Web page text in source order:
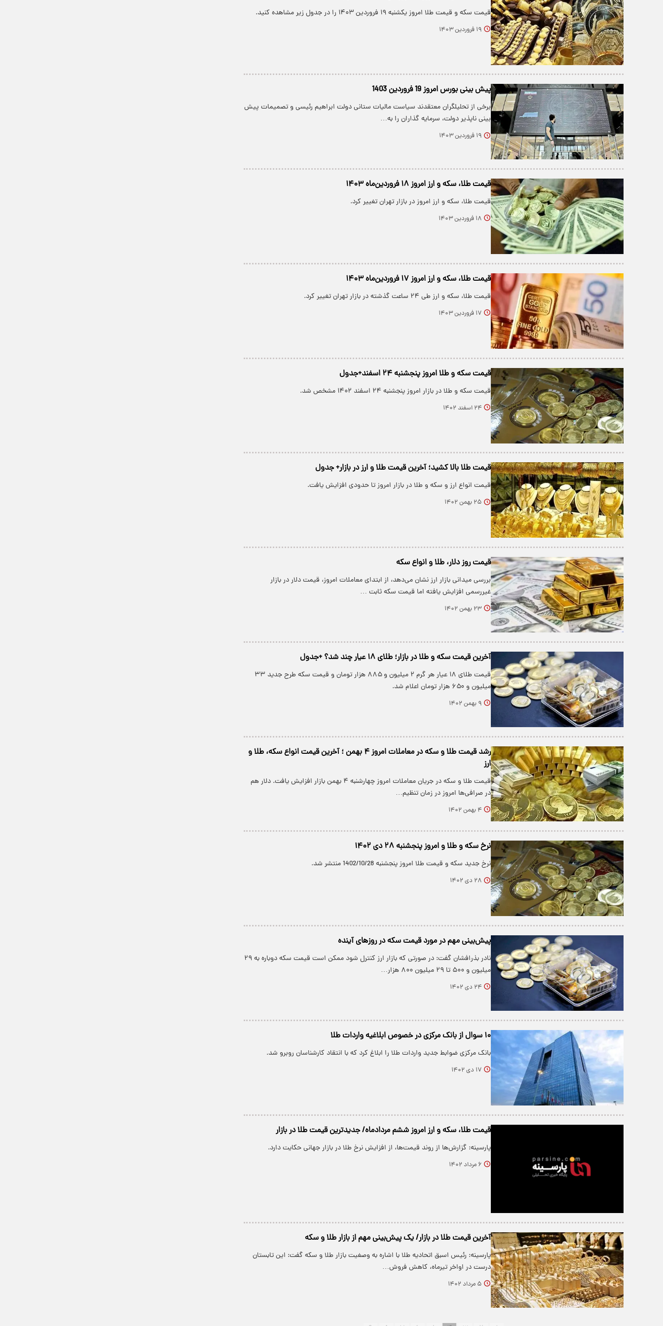
قیمت سکه و قیمت طلا امروز یکشنبه ۱۹ فروردین ۱۴۰۳ را در جدول زیر مشاهده کنید.
۱۹ فروردین ۱۴۰۳
پیش بینی بورس امروز 19 فروردین 1403
برخی از تحلیلگران معتقدند سیاست مالیات ستانی دولت ابراهیم رئیسی و تصمیمات پیش
بینی ناپذیر دولت، سرمایه گذاران را به…
۱۹ فروردین ۱۴۰۳
قیمت طلا، سکه و ارز امروز ۱۸ فروردین‌ماه ۱۴۰۳
قیمت طلا، سکه و ارز امروز در بازار تهران تغییر کرد.
۱۸ فروردین ۱۴۰۳
قیمت طلا، سکه و ارز امروز ۱۷ فروردین‌ماه ۱۴۰۳
قیمت طلا، سکه و ارز طی ۲۴ ساعت گذشته در بازار تهران تغییر کرد.
۱۷ فروردین ۱۴۰۳
قیمت سکه و طلا امروز پنجشنبه ۲۴ اسفند+جدول
قیمت سکه و طلا در بازار امروز پنجشنبه ۲۴ اسفند ۱۴۰۲ مشخص شد.
۲۴ اسفند ۱۴۰۲
قیمت طلا بالا کشید؛ آخرین قیمت طلا و ارز در بازار+ جدول
قیمت انواع ارز و سکه و طلا در بازار امروز تا حدودی افزایش یافت.
۲۵ بهمن ۱۴۰۲
قیمت روز دلار، طلا و انواع سکه
بررسی میدانی بازار ارز نشان می‌دهد، از ابتدای معاملات امروز، قیمت دلار در بازار
غیررسمی افزایش یافته اما قیمت سکه ثابت …
۲۳ بهمن ۱۴۰۲
آخرین قیمت سکه و طلا در بازار؛ طلای ۱۸ عیار چند شد؟ +جدول
قیمت طلای ۱۸ عیار هر گرم ۲ میلیون و ۸۸۵ هزار تومان و قیمت سکه طرح جدید ۳۳
میلیون و ۶۵۰ هزار تومان اعلام شد.
۹ بهمن ۱۴۰۲
رشد قیمت طلا و سکه در معاملات امروز ۴ بهمن ؛ آخرین قیمت انواع سکه، طلا و
ارز
قیمت طلا و سکه در جریان معاملات امروز چهارشنبه ۴ بهمن بازار افزایش یافت. دلار هم
در ‌صرافی‌ها امروز در زمان تنظیم…
۴ بهمن ۱۴۰۲
نرخ سکه و طلا و امروز پنجشنبه ۲۸ دی ۱۴۰۲
نرخ جدید سکه و قیمت طلا امروز پنجشنبه 1402/10/28 منتشر شد.
۲۸ دی ۱۴۰۲
پیش‌بینی مهم در مورد قیمت سکه در روزهای آینده
نادر بذرافشان گفت: در صورتی که بازار ارز کنترل شود ممکن است قیمت سکه دوباره به ۲۹
میلیون و ۵۰۰ تا ۲۹ میلیون ۸۰۰ هزار…
۲۴ دی ۱۴۰۲
۱۰ سوال از بانک مرکزی در خصوص ابلاغیه واردات طلا
بانک مرکزی ضوابط جدید واردات طلا را ابلاغ کرد که با انتقاد کارشناسان روبرو شد.
۱۷ دی ۱۴۰۲
قیمت طلا، سکه و ارز امروز ششم مردادماه/ جدیدترین قیمت طلا در بازار
پارسینه: گزارش‌ها از روند قیمت‌ها، از افزایش نرخ طلا در بازار جهانی حکایت دارد.
۶ مرداد ۱۴۰۲
آخرین قیمت طلا در بازار/ یک پیش‌بینی مهم از بازار طلا و سکه
پارسینه: رئیس اسبق اتحادیه طلا با اشاره به وصغیت بازار طلا و سکه گفت: این تابستان
درست در اواخر تیرماه، کاهش فروش…
۵ مرداد ۱۴۰۲